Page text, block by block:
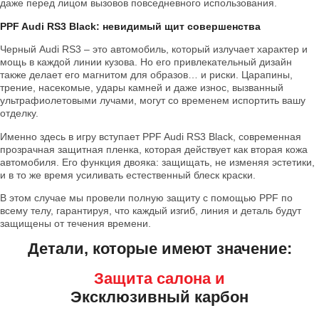
даже перед лицом вызовов повседневного использования.
PPF Audi RS3 Black: невидимый щит совершенства
Черный Audi RS3 – это автомобиль, который излучает характер и
мощь в каждой линии кузова. Но его привлекательный дизайн
также делает его магнитом для образов… и риски. Царапины,
трение, насекомые, удары камней и даже износ, вызванный
ультрафиолетовыми лучами, могут со временем испортить вашу
отделку.
Именно здесь в игру вступает PPF Audi RS3 Black, современная
прозрачная защитная пленка, которая действует как вторая кожа
автомобиля. Его функция двояка: защищать, не изменяя эстетики,
и в то же время усиливать естественный блеск краски.
В этом случае мы провели полную защиту с помощью PPF по
всему телу, гарантируя, что каждый изгиб, линия и деталь будут
защищены от течения времени.
Детали, которые имеют значение:
Защита салона и
Эксклюзивный карбон